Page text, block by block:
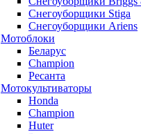
Снегоуборщики Stiga
Снегоуборщики Ariens
Мотоблоки
Беларус
Champion
Ресанта
Мотокультиваторы
Honda
Champion
Huter